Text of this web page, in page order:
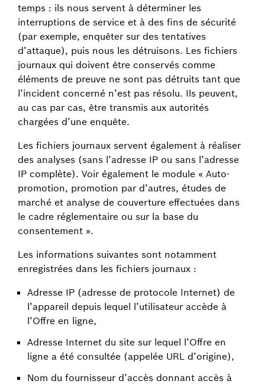
temps : ils nous servent à déterminer les
interruptions de service et à des fins de sécurité
(par exemple, enquêter sur des tentatives
d’attaque), puis nous les détruisons. Les fichiers
journaux qui doivent être conservés comme
éléments de preuve ne sont pas détruits tant que
l’incident concerné n’est pas résolu. Ils peuvent,
au cas par cas, être transmis aux autorités
chargées d’une enquête.
Les fichiers journaux servent également à réaliser
des analyses (sans l’adresse IP ou sans l’adresse
IP complète). Voir également le module « Auto-
promotion, promotion par d’autres, études de
marché et analyse de couverture effectuées dans
le cadre réglementaire ou sur la base du
consentement ».
Les informations suivantes sont notamment
enregistrées dans les fichiers journaux :
Adresse IP (adresse de protocole Internet) de
l’appareil depuis lequel l’utilisateur accède à
l’Offre en ligne,
Adresse Internet du site sur lequel l’Offre en
ligne a été consultée (appelée URL d’origine),
Nom du fournisseur d’accès donnant accès à